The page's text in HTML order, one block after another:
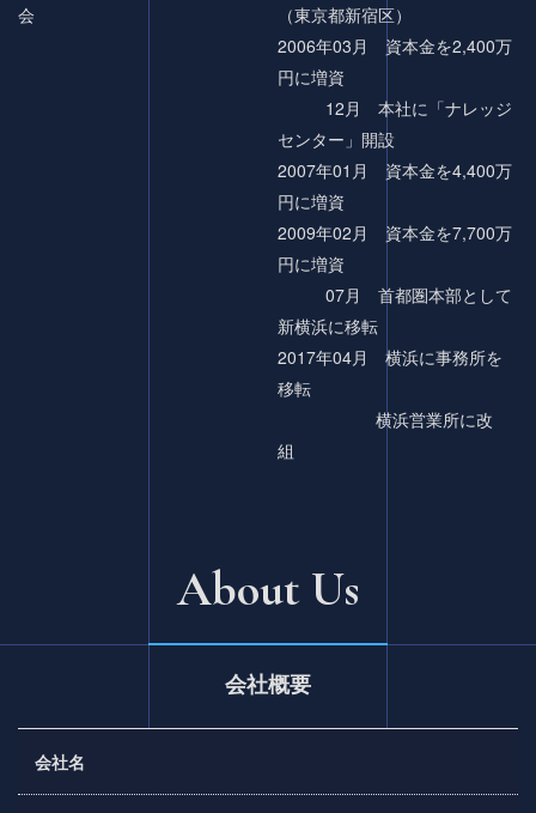
会
（東京都新宿区）
2006年03月 資本金を2,400万
円に増資
12月 本社に「ナレッジ
センター」開設
2007年01月 資本金を4,400万
円に増資
2009年02月 資本金を7,700万
円に増資
07月 首都圏本部として
新横浜に移転
2017年04月 横浜に事務所を
移転
横浜営業所に改
組
About Us
会社概要
会社名